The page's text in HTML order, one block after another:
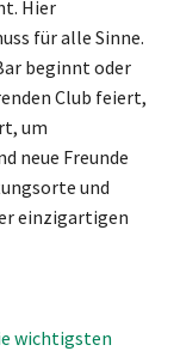
Hier
für alle Sinne.
beginnt oder
Club feiert,
um
neue Freunde
und
einzigartigen
wichtigsten